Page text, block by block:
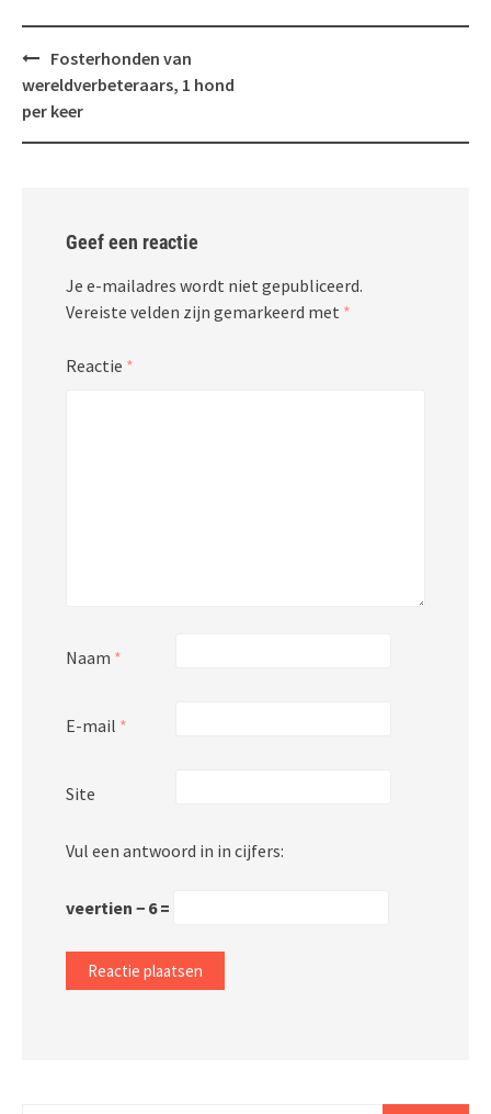
Bericht
navigatie
Fosterhonden van
wereldverbeteraars, 1 hond
per keer
Geef een reactie
Je e-mailadres wordt niet gepubliceerd.
Vereiste velden zijn gemarkeerd met *
Reactie *
Naam *
E-mail *
Site
Vul een antwoord in in cijfers:
veertien − 6 =